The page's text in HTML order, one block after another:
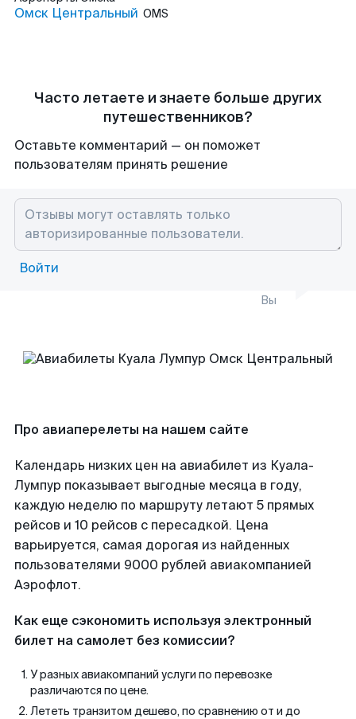
Омск Центральный OMS
Часто летаете и знаете больше других
путешественников?
Оставьте комментарий — он поможет
пользователям принять решение
Войти
Вы
Про авиаперелеты на нашем сайте
Календарь низких цен на авиабилет из Куала-
Лумпур показывает выгодные месяца в году,
каждую неделю по маршруту летают 5 прямых
рейсов и 10 рейсов с пересадкой. Цена
варьируется, самая дорогая из найденных
пользователями 9000 рублей авиакомпанией
Аэрофлот.
Как еще сэкономить используя электронный
билет на самолет без комиссии?
У разных авиакомпаний услуги по перевозке
различаются по цене.
Лететь транзитом дешево, по сравнению от и до